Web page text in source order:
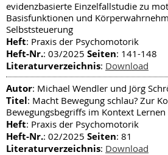
evidenzbasierte Einzelfallstudie zu
Basisfunktionen und
Selbststeuerung
Heft: Praxis der Psychomotorik
Heft-Nr.: 03/2025 Seiten: 141-148
Literaturverzeichnis: Download
Autor: Michael Wendler und Jörg
Titel: Macht Bewegung schlau? Zur
Bewegungsbegriffs im Kontext
Heft: Praxis der Psychomotorik
Heft-Nr.: 02/2025 Seiten: 81
Literaturverzeichnis: Download